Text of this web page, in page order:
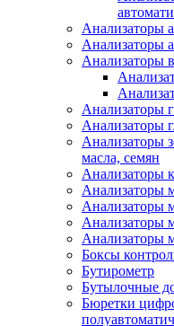
Анализаторы
Анализаторы
Анализаторы
Анализаторы
Анализаторы
Анализаторы
масла, семян
Анализаторы
Анализаторы
Анализаторы
Анализаторы
Анализаторы
Боксы
Бутирометр
Бутылочные
Бюретки